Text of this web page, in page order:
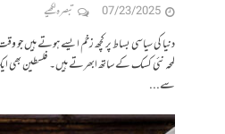
07/23/2025 تبصرہ لکھیے
دنیا کی سیاسی بساط پر کچھ زخم ایسے ہوتے ہیں جو
لمحہ نئی کسک کے ساتھ ابھرتے ہیں۔ فلسطین
سے...